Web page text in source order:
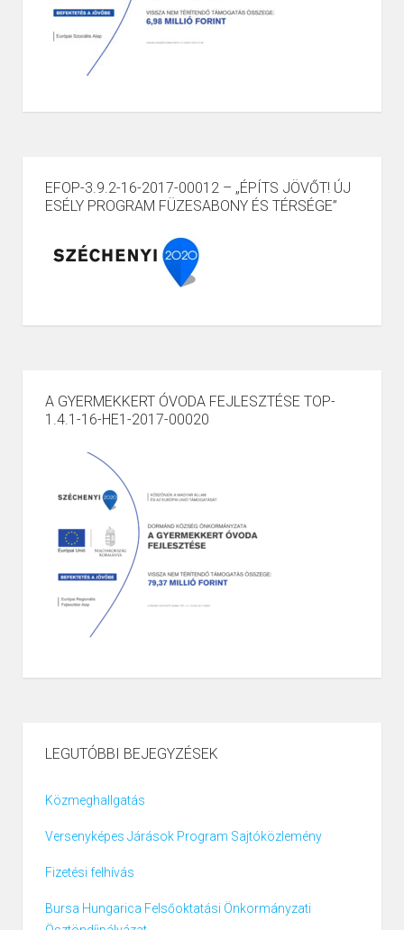
EFOP-3.9.2-16-2017-00012 – „ÉPÍTS JÖVŐT! ÚJ
ESÉLY PROGRAM FÜZESABONY ÉS TÉRSÉGE”
A GYERMEKKERT ÓVODA FEJLESZTÉSE TOP-
1.4.1-16-HE1-2017-00020
LEGUTÓBBI BEJEGYZÉSEK
Közmeghallgatás
Versenyképes Járások Program Sajtóközlemény
Fizetési felhívás
Bursa Hungarica Felsőoktatási Önkormányzati